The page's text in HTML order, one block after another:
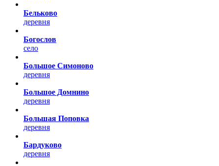
Бельково
деревня
Богослов
село
Большое Симоново
деревня
Большое Домнино
деревня
Большая Поповка
деревня
Бардуково
деревня